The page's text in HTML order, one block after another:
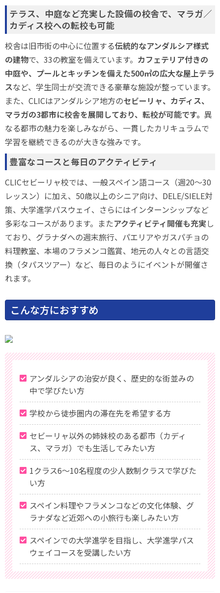
テラス、中庭など充実した設備の校舎で、マラガ／
カディス校への転校も可能
校舎は旧市街の中心に位置する伝統的なアンダルシア様式
の建物で、33の教室を備えています。 カフェテリア付きの
中庭や、プールとキッチンを備えた500㎡の広大な屋上テラ
スなど、学生同士が交流できる豪華な施設が整っています。
また、CLICはアンダルシア地方のセビーリャ、カディス、
マラガの3都市に校舎を展開しており、転校が可能です。 異
なる都市の魅力を楽しみながら、一貫したカリキュラムで
学習を継続できるのが大きな強みです。
豊富なコースと毎日のアクティビティ
CLICセビーリャ校では、一般スペイン語コース（週20〜30
レッスン）に加え、50歳以上のシニア向け、DELE/SIELE対
策、大学進学パスウェイ、さらにはインターンシップなど
多彩なコースがあります。またアクティビティ開催も充実 し
ており、グラナダへの週末旅行、パエリアやガスパチョの
料理教室、本場のフラメンコ鑑賞、地元の人々との言語交
換（タパスツアー）など、毎日のようにイベントが開催さ
れます。
こんな方におすすめ
アンダルシアの治安が良く、歴史的な街並みの
中で学びたい方
学校から徒歩圏内の滞在先を希望する方
セビーリャ以外の姉妹校のある都市（カディ
ス、マラガ）でも生活してみたい方
1クラス6〜10名程度の少人数制クラスで学びた
い方
スペイン料理やフラメンコなどの文化体験、グ
ラナダなど近郊への小旅行も楽しみたい方
スペインでの大学進学を目指し、大学進学パス
ウェイコースを受講したい方